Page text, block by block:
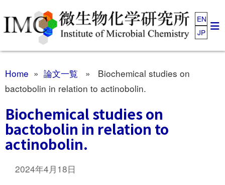
EN
JP
Home » 論文一覧 » Biochemical studies on
bactobolin in relation to actinobolin.
Biochemical studies on
bactobolin in relation to
actinobolin.
2024年4月18日